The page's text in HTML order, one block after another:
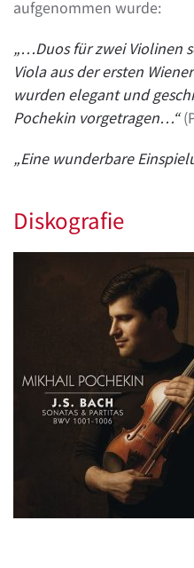
aufgenommen wurde:
„…Duos für zwei Violinen
Viola aus der ersten
wurden elegant und
Pochekin vorgetragen…“
„Eine wunderbare
Diskografie